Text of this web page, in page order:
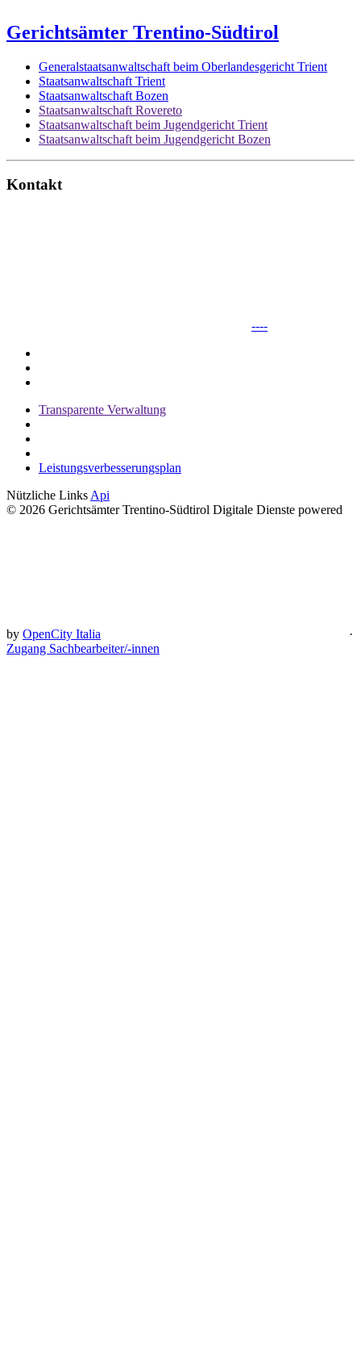
Gerichtsämter Trentino-Südtirol
Generalstaatsanwaltschaft beim Oberlandesgericht Trient
Staatsanwaltschaft Trient
Staatsanwaltschaft Bozen
Staatsanwaltschaft Rovereto
Staatsanwaltschaft beim Jugendgericht Trient
Staatsanwaltschaft beim Jugendgericht Bozen
Kontakt
----
Transparente Verwaltung
Leistungsverbesserungsplan
Nützliche Links Api
© 2026 Gerichtsämter Trentino-Südtirol Digitale Dienste powered
by OpenCity Italia
·
Zugang Sachbearbeiter/-innen